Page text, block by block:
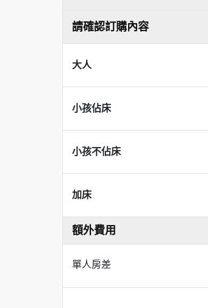
請確認訂購內容
大人
小孩佔床
小孩不佔床
加床
額外費用
單人房差